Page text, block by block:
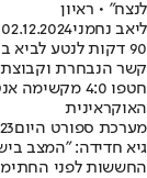
לנצח" • ראיון
ליאב נחמני02.12.2024
90 דקות לנטע לביא בתבוסה של גמבה אוסקה
קשר הנבחרת
חטפו 4:0
האוקראינית
מערכת ספורט היום
גיא חדידה: "המצב
החששות לפני